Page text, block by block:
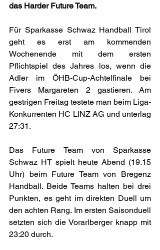
das Harder Future Team.
Für Sparkasse Schwaz Handball Tirol
geht es erst am kommenden
Wochenende mit dem ersten
Pflichtspiel des Jahres los, wenn die
Adler im ÖHB-Cup-Achtelfinale bei
Fivers Margareten 2 gastieren. Am
gestrigen Freitag testete man beim Liga-
Konkurrenten HC LINZ AG und unterlag
27:31.
Das Future Team von Sparkasse
Schwaz HT spielt heute Abend (19.15
Uhr) beim Future Team von Bregenz
Handball. Beide Teams halten bei drei
Punkten, es geht im direkten Duell um
den achten Rang. Im ersten Saisonduell
setzten sich die Vorarlberger knapp mit
23:20 durch.